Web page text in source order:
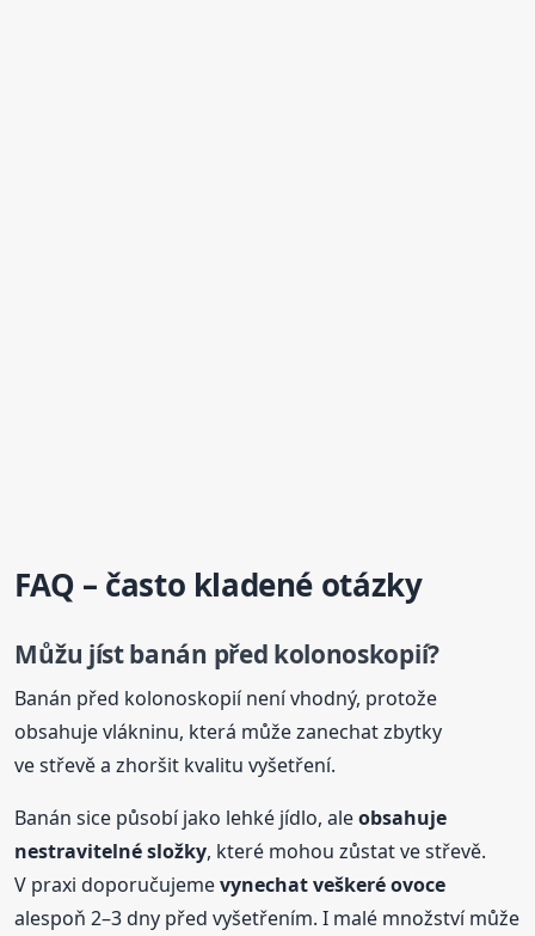
FAQ – často kladené otázky
Můžu jístbanán před kolonoskopií?
Banán před kolonoskopií není vhodný, protože
obsahuje vlákninu, která může zanechat zbytky
ve střevě a zhoršit kvalitu vyšetření.
Banán sice působí jako lehké jídlo, aleobsahuje
nestravitelné složky, které mohou zůstat ve střevě.
V praxi doporučujemevynechat veškeré ovoce
alespoň 2–3 dny před vyšetřením. I malé množství může